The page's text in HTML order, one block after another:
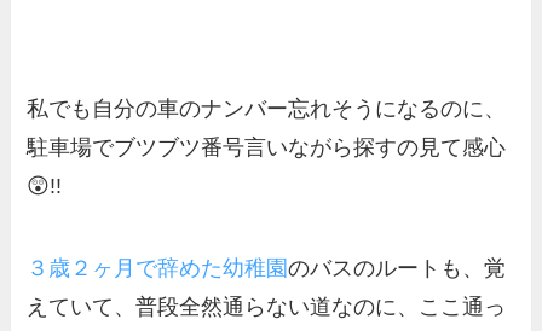
私でも自分の車のナンバー忘れそうになるのに、
駐車場でブツブツ番号言いながら探すの見て感心
😲!!
３歳２ヶ月で辞めた幼稚園のバスのルートも、覚
えていて、普段全然通らない道なのに、ここ通っ